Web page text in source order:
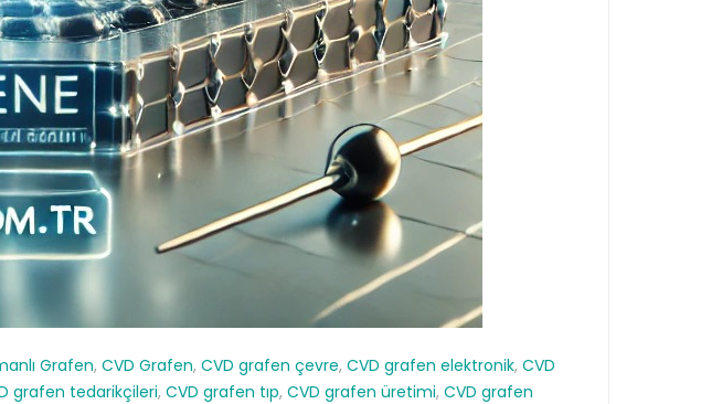
Grafen, CVD Grafen, CVD grafen çevre, CVD grafen elektronik, CVD
grafen tedarikçileri, CVD grafen tıp, CVD grafen üretimi, CVD grafen